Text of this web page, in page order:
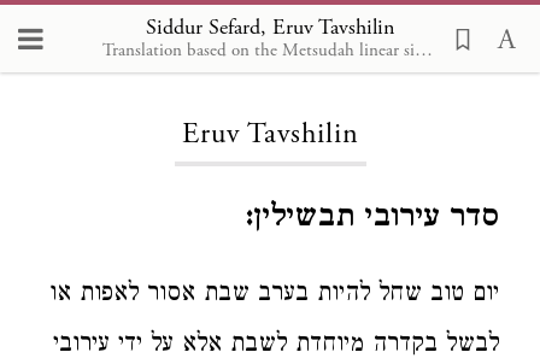
Siddur Sefard, Eruv Tavshilin
Translation based on the Metsudah linear siddur, by Avrohom Davis, 1981
Loading...
Eruv Tavshilin
סדר עירובי תבשילין:
יום טוב שחל להיות בערב שבת אסור לאפות או
לבשל בקדרה מיוחדת לשבת אלא על ידי עירובי